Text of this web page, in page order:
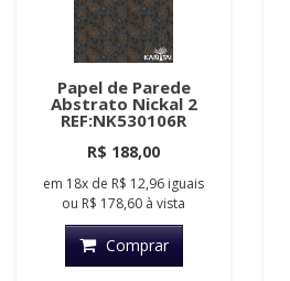
Papel de Parede
Abstrato Nickal 2
REF:NK530106R
R$ 188,00
em 18x de R$ 12,96 iguais
ou R$ 178,60 à vista
Comprar